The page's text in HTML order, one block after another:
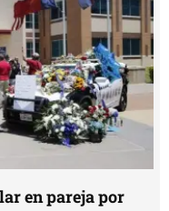
en pareja por